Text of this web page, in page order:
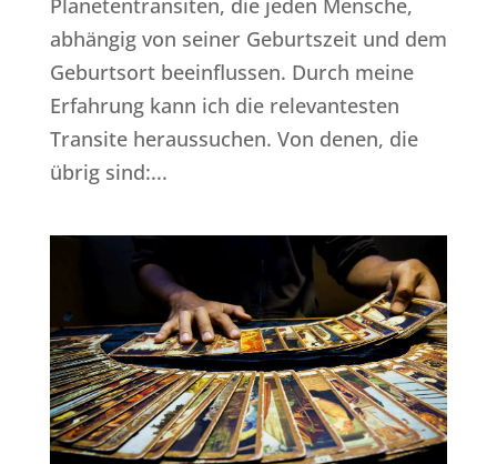
Planetentransiten, die jeden Mensche,
abhängig von seiner Geburtszeit und dem
Geburtsort beeinflussen. Durch meine
Erfahrung kann ich die relevantesten
Transite heraussuchen. Von denen, die
übrig sind:...